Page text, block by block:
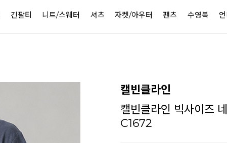
긴팔티 니트/스웨터 셔츠 자켓/아우터 팬츠 수영복
캘빈클라인
캘빈클라인 빅사이즈
C1672